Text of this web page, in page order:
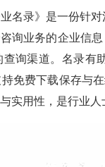
业名录》是一份针
询业务的企业信
询渠道。名录有
免费下载保存与
实用性，是行业人